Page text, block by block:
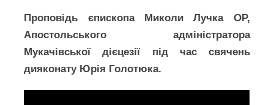
Проповідь єпископа Миколи Лучка ОР,
Апостольського адміністратора
Мукачівської дієцезії під час свячень
дияконату Юрія Голотюка.